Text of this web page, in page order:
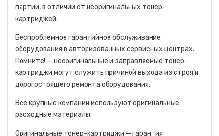
партии, в отличии от неоригинальных тонер-
картриджей.
Беспроблемное гарантийное обслуживание
оборудования в авторизованных сервисных центрах.
Помните! — неоригинальные и заправляемые тонер-
картриджи могут служить причиной выхода из строя и
дорогостоящего ремонта оборудования.
Все крупные компании используют оригинальные
расходные материалы.
Оригинальные тонер-картриджи — гарантия